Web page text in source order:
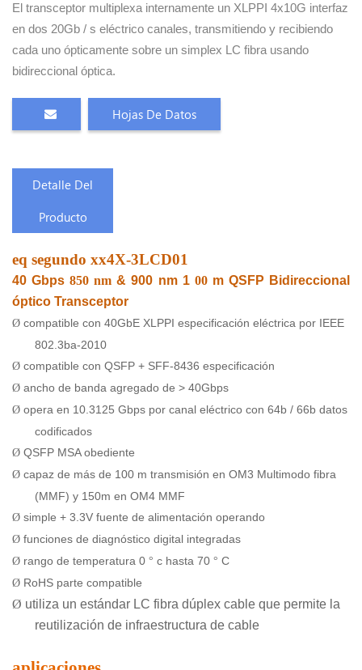
El transceptor multiplexa internamente un XLPPI 4x10G interfaz
en dos 20Gb / s eléctrico canales, transmitiendo y recibiendo
cada uno ópticamente sobre un simplex LC fibra usando
bidireccional óptica.
Hojas De Datos
Detalle Del
Producto
eq segundo xx4X-3LCD01
40 Gbps850 nm& 900 nm 100 m QSFP Bidireccional
óptico Transceptor
Ø compatible con 40GbE XLPPI especificación eléctrica por IEEE
802.3ba-2010
Ø compatible con QSFP + SFF-8436 especificación
Ø ancho de banda agregado de > 40Gbps
Ø opera en 10.3125 Gbps por canal eléctrico con 64b / 66b datos
codificados
Ø QSFP MSA obediente
Ø capaz de más de 100 m transmisión en OM3 Multimodo fibra
(MMF) y 150m en OM4 MMF
Ø simple + 3.3V fuente de alimentación operando
Ø funciones de diagnóstico digital integradas
Ø rango de temperatura 0 ° c hasta 70 ° C
Ø RoHS parte compatible
Ø utiliza un estándar LC fibra dúplex cable que permite la
reutilización de infraestructura de cable